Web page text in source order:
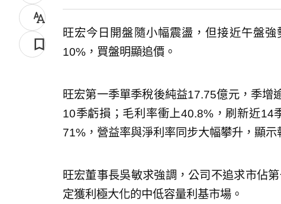
旺宏今日開盤隨小幅震盪，但接近午盤
10%，買盤明顯追價。
旺宏第一季單季稅後純益17.75億元，季
10季虧損；毛利率衝上40.8%，刷新近14
71%，營益率與淨利率同步大幅攀升，顯示
旺宏董事長吳敏求強調，公司不追求市佔
定獲利極大化的中低容量利基市場。